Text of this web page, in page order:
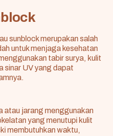
sunblock merupakan salah
untuk menjaga kesehatan
tabir surya, kulit
sinar UVyang dapat
atau jarang menggunakan
yang menutupi kulit
membutuhkan waktu,